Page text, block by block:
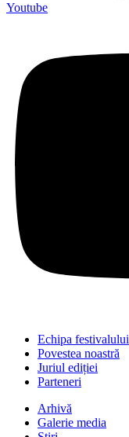
Youtube
Echipa festivalului
Povestea noastră
Juriul ediției
Parteneri
Arhivă
Galerie media